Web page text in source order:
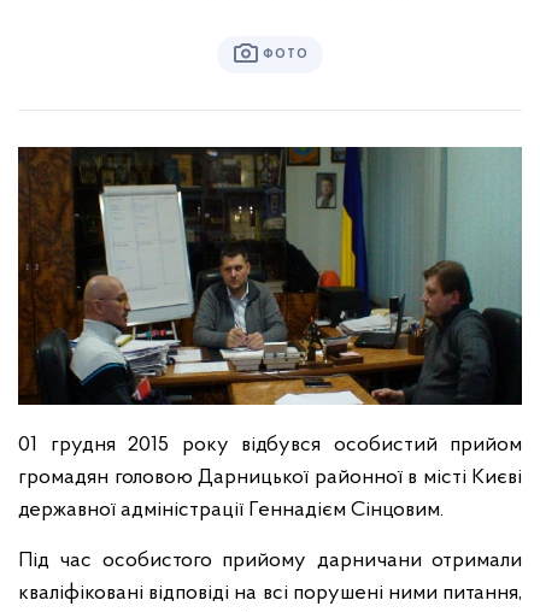
ФОТО
01 грудня 2015 року відбувся особистий прийом
громадян головою Дарницької районної в місті Києві
державної адміністрації Геннадієм Сінцовим.
Під час особистого прийому дарничани отримали
кваліфіковані відповіді на всі порушені ними питання,